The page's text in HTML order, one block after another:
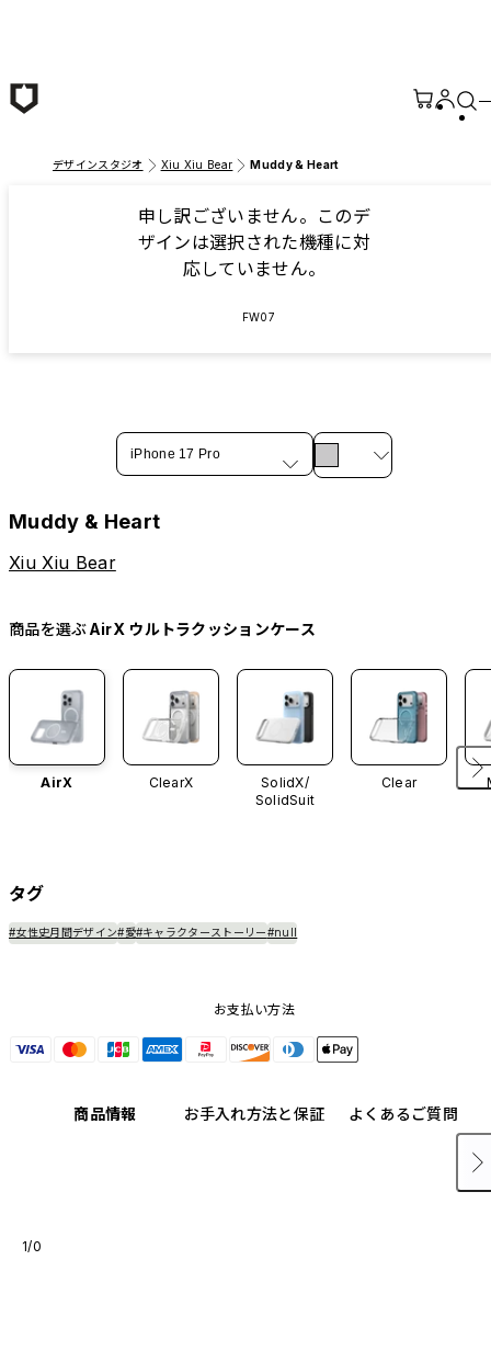
デザインスタジオ Xiu Xiu Bear Muddy & Heart
申し訳ございません。このデ
ザインは選択された機種に対
応していません。
FW07
iPhone 17 Pro
Muddy & Heart
Xiu Xiu Bear
商品を選ぶAirX ウルトラクッションケース
AirX ClearX
SolidX/
SolidSuit
Clear
タグ
#女性史月間デザイン#愛#キャラクターストーリー#null
お支払い方法
商品情報 お手入れ方法と保証 よくあるご質問
1/0